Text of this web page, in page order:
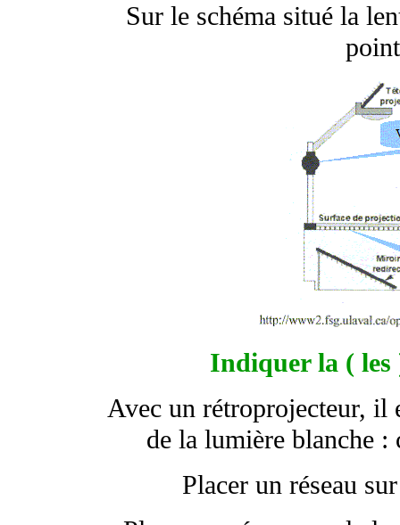
Sur le schéma situé la
Indiquer la ( les
Avec un rétroprojecteur, il
de la lumière blanche :
Placer un réseau